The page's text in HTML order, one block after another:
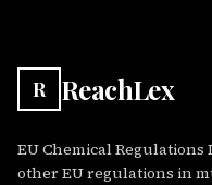
R ReachLex
EU Chemical Regulations
other EU regulations in